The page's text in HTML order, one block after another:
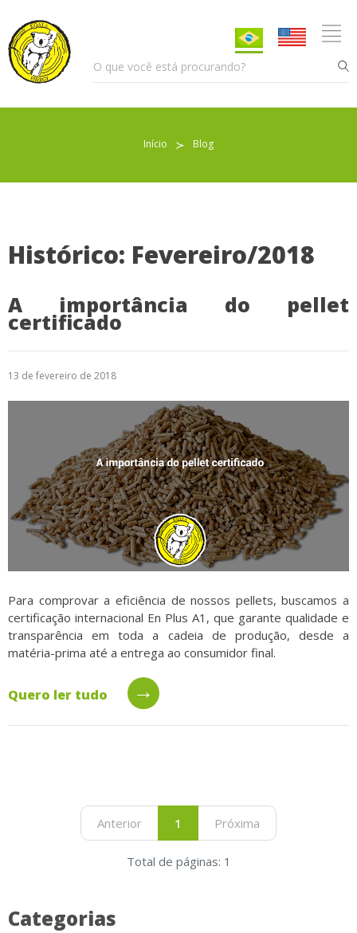
Início ≻ Blog
Histórico: Fevereiro/2018
A importância do pellet
certificado
13 de fevereiro de 2018
Para comprovar a eficiência de nossos pellets, buscamos a
certificação internacional En Plus A1, que garante qualidade e
transparência em toda a cadeia de produção, desde a
matéria-prima até a entrega ao consumidor final.
Quero ler tudo →
Anterior 1 Próxima
Total de páginas: 1
Categorias
Sobre nós
Atendimento
Blog
Denúncias
Relatório Transparência
Trabalhe Conosco